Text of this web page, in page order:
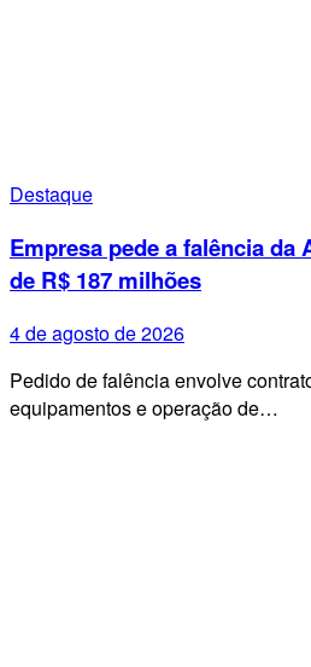
Destaque
Empresa pede a falência da
de R$ 187 milhões
4 de agosto de 2026
Pedido de falência envolve
equipamentos e operação de…